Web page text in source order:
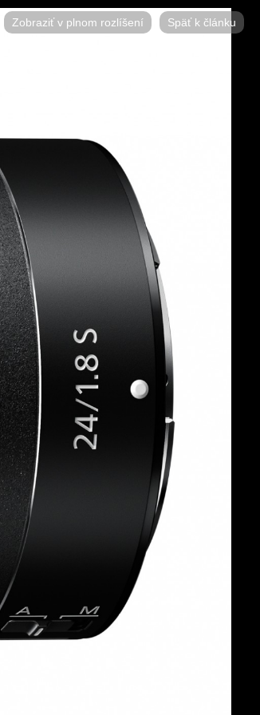
Zobraziť v plnom rozlíšení Späť k článku